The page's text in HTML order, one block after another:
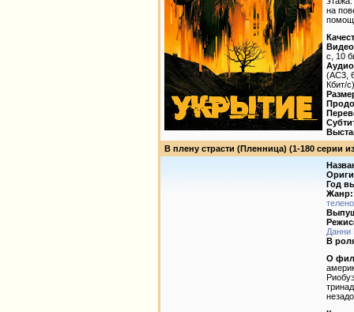
на
с, 10
(AC3,
Кбит/
В плену страсти (Пленница) (1-180 серии
Год
Жанр:
Данни
В
О